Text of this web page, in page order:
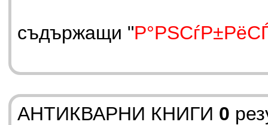
съдържащи "
АНТИКВАРНИ КНИГИ 0